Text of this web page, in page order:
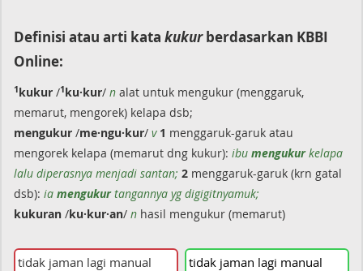
Definisi atau arti kata kukurberdasarkan KBBI
Online:
1kukur /1ku·kur/ n alat untuk mengukur (menggaruk,
memarut, mengorek) kelapa dsb;
mengukur /me·ngu·kur/ v 1 menggaruk-garuk atau
mengorek kelapa (memarut dng kukur): ibu mengukurkelapa
lalu diperasnya menjadi santan; 2 menggaruk-garuk (krn gatal
dsb): ia mengukurtangannya yg digigitnyamuk;
kukuran /ku·kur·an/ n hasil mengukur (memarut)
tidak jaman lagi manual